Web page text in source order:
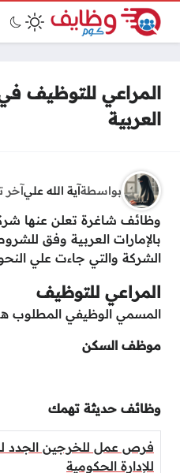
المراعي للتوظيف في
العربية
بواسطةآية الله عليآخر
وظائف شاغرة تعلن عنها
بالإمارات العربية وفق
الشركة والتي جاءت علي النحو
المراعي للتوظيف
المسمي الوظيفي المطلوب
موظف السكن
وظائف حديثة تهمك
فرص عمل للخرجين الجدد
للإدارة الحكومية